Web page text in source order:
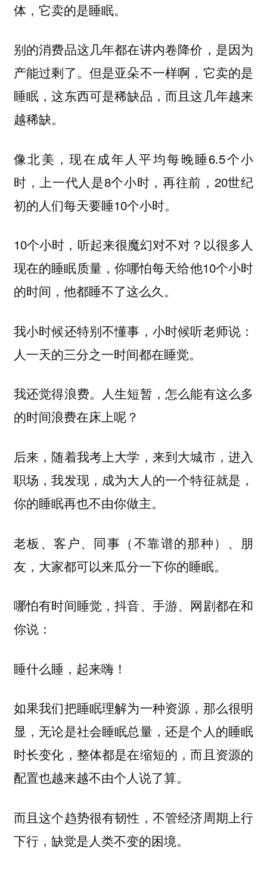
体，它卖的是睡眠。
别的消费品这几年都在讲内卷降价，是因为
产能过剩了。但是亚朵不一样啊，它卖的是
睡眠，这东西可是稀缺品，而且这几年越来
越稀缺。
像北美，现在成年人平均每晚睡6.5个小
时，上一代人是8个小时，再往前，20世纪
初的人们每天要睡10个小时。
10个小时，听起来很魔幻对不对？以很多人
现在的睡眠质量，你哪怕每天给他10个小时
的时间，他都睡不了这么久。
我小时候还特别不懂事，小时候听老师说：
人一天的三分之一时间都在睡觉。
我还觉得浪费。人生短暂，怎么能有这么多
的时间浪费在床上呢？
后来，随着我考上大学，来到大城市，进入
职场，我发现，成为大人的一个特征就是，
你的睡眠再也不由你做主。
老板、客户、同事（不靠谱的那种）、朋
友，大家都可以来瓜分一下你的睡眠。
哪怕有时间睡觉，抖音、手游、网剧都在和
你说：
睡什么睡，起来嗨！
如果我们把睡眠理解为一种资源，那么很明
显，无论是社会睡眠总量，还是个人的睡眠
时长变化，整体都是在缩短的，而且资源的
配置也越来越不由个人说了算。
而且这个趋势很有韧性，不管经济周期上行
下行，缺觉是人类不变的困境。